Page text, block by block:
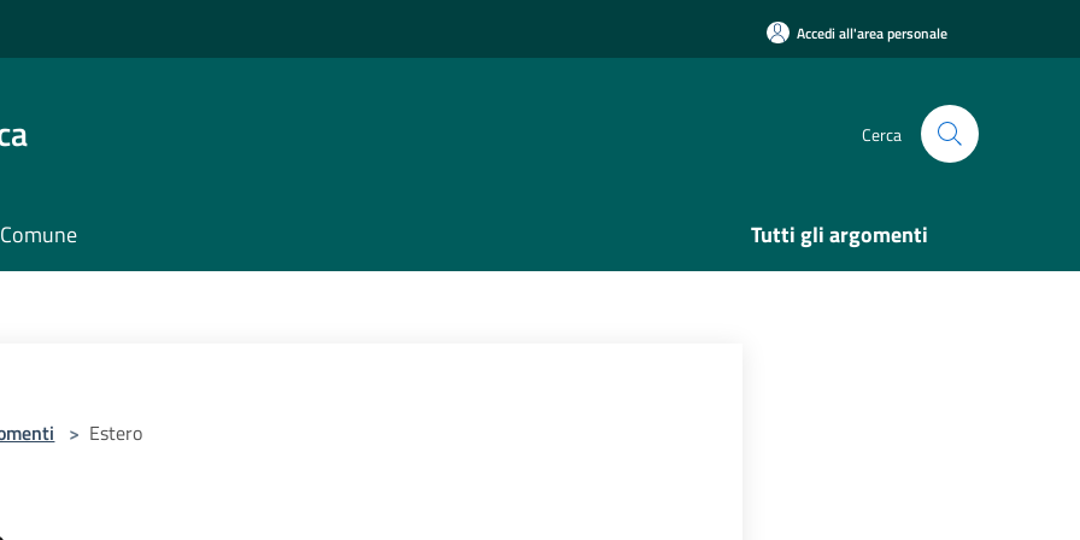
Accedi all'area personale
Cerca
Tutti gli argomenti
> Estero